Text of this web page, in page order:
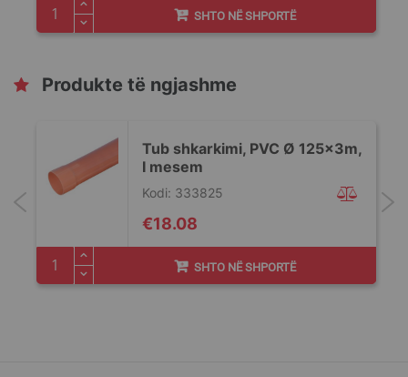
SHTO NË SHPORTË
Produkte të ngjashme
Tub shkarkimi, PVC Ø 125x3m,
I mesem
€18.08
Kodi: 333825
SHTO NË SHPORTË